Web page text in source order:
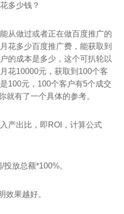
多少钱？
从做过或者正在做百度推广的
花多少百度推广费，能获取到
的成本是多少，这个可扒轮以
花10000元，获取到100个客
100元，100个客户有5个成交
就有了一个具体的参考。
产出比，即ROI，计算公式
放总额*100%。
效果越好。